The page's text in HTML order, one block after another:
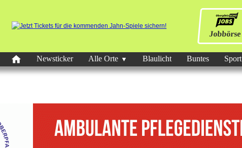
Jobbörse
Newsticker Alle Orte Blaulicht Buntes Sport